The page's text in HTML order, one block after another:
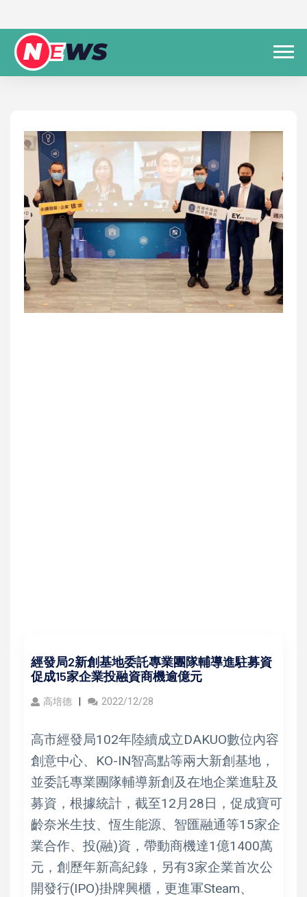
經發局2新創基地委託專業團隊輔導進駐募資
促成15家企業投融資商機逾億元
高培德 2022/12/28
高市經發局102年陸續成立DAKUO數位內容
創意中心、KO-IN智高點等兩大新創基地，
並委託專業團隊輔導新創及在地企業進駐及
募資，根據統計，截至12月28日，促成寶可
齡奈米生技、恆生能源、智匯融通等15家企
業合作、投(融)資，帶動商機達1億1400萬
元，創歷年新高紀錄，另有3家企業首次公
開發行(IPO)掛牌興櫃，更進軍Steam、